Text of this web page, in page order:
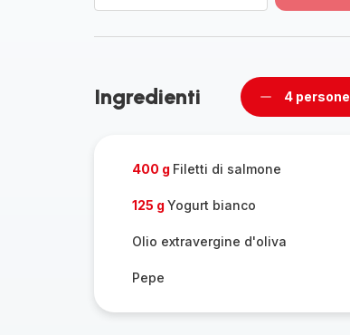
gamma
Ingredienti
Rimuovi
4 persone
400 g Filetti di salmone
125 g Yogurt bianco
Olio extravergine d'oliva
Pepe